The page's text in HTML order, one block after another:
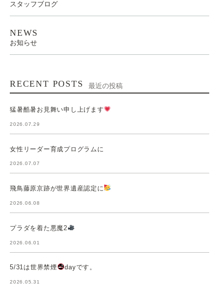
スタッフブログ
NEWS
お知らせ
RECENT POSTS 最近の投稿
猛暑酷暑お見舞い申し上げます
2026.07.29
女性リーダー育成プログラムに
2026.07.07
飛鳥藤原京跡が世界遺産認定に
2026.06.08
プラダを着た悪魔2
2026.06.01
5/31は世界禁煙 dayです。
2026.05.31